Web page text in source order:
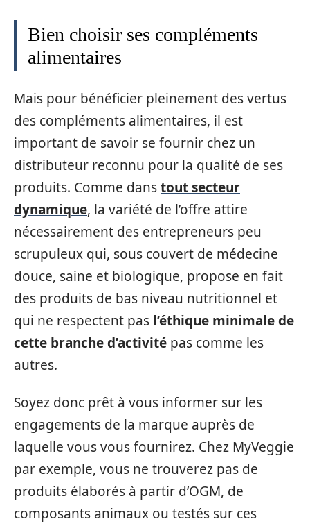
Bien choisir ses compléments
alimentaires
Mais pour bénéficier pleinement des vertus
des compléments alimentaires, il est
important de savoir se fournir chez un
distributeur reconnu pour la qualité de ses
produits. Comme danstout secteur
dynamique, la variété de l’offre attire
nécessairement des entrepreneurs peu
scrupuleux qui, sous couvert de médecine
douce, saine et biologique, propose en fait
des produits de bas niveau nutritionnel et
qui ne respectent pas l’éthique minimale de
cette branche d’activité pas comme les
autres.
Soyez donc prêt à vous informer sur les
engagements de la marque auprès de
laquelle vous vous fournirez. Chez MyVeggie
par exemple, vous ne trouverez pas de
produits élaborés à partir d’OGM, de
composants animaux ou testés sur ces